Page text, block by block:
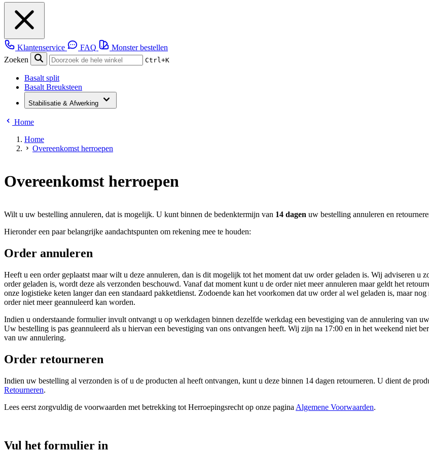
Klantenservice FAQ
Monster bestellen
Zoeken
Ctrl+K
Basalt split
Basalt Breuksteen
Stabilisatie & Afwerking
Home
Home
Overeenkomst herroepen
Overeenkomst herroepen
Wilt u uw bestelling annuleren, dat is mogelijk. U kunt binnen de bedenktermijn van 14 dagen uw bestelling annuleren en
Hieronder een paar belangrijke aandachtspunten om rekening mee te houden:
Order annuleren
Heeft u een order geplaatst maar wilt u deze annuleren, dan is dit mogelijk tot het moment dat uw order geladen is. Wij adviseren
order geladen is, wordt deze als verzonden beschouwd. Vanaf dat moment kunt u de order niet meer annuleren maar geldt het
onze logistieke keten langer dan een standaard pakketdienst. Zodoende kan het voorkomen dat uw order al wel geladen is, maar
order niet meer geannuleerd kan worden.
Indien u onderstaande formulier invult ontvangt u op werkdagen binnen dezelfde werkdag een bevestiging van de annulering van
Uw bestelling is pas geannuleerd als u hiervan een bevestiging van ons ontvangen heeft. Wij zijn na 17:00 en in het weekend niet
van uw annulering.
Order retourneren
Indien uw bestelling al verzonden is of u de producten al heeft ontvangen, kunt u deze binnen 14 dagen retourneren. U dient de
Retourneren.
Lees eerst zorgvuldig de voorwaarden met betrekking tot Herroepingsrecht op onze pagina Algemene Voorwaarden.
Vul het formulier in